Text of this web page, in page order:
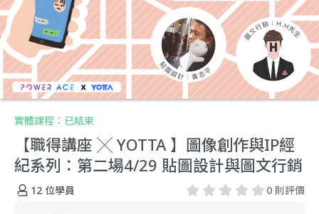
實體課程： 已結束
【職得講座 ╳ YOTTA 】圖像創作與IP經
紀系列：第二場4/29 貼圖設計與圖文行銷
12 位學員 0 則評價